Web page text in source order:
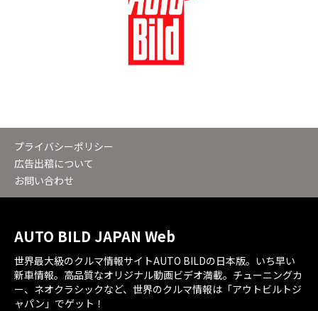
プライバシーポリシー
広告出稿について
お問い合わせ
AUTO BILD JAPAN Web
世界最大級のクルマ情報サイトAUTO BILDの日本版。いち早い
新車情報。高品質なオリジナル動画ビデオ満載。チューニングカ
ー、ネオクラシックなど、世界のクルマ情報は「アウトビルトジ
ャパン」でゲット！